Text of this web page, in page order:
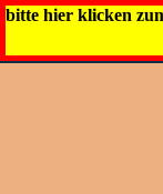
bitte hier klicken